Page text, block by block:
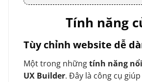
Tính năng
Tùy chỉnh website dễ
Một trong nhữngtính năng
UX Builder. Đây là công cụ